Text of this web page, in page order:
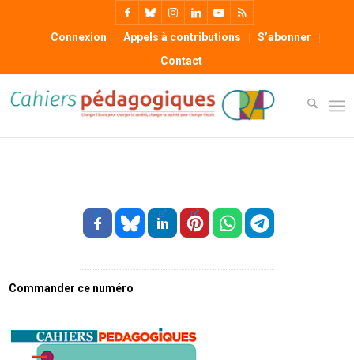
Connexion Appels à contributions
S’abonner
Contact
Commander ce numéro